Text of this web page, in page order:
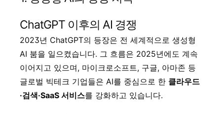
ChatGPT 이후의 AI 경쟁
2023년 ChatGPT의 등장은 전 세계적으로 생성형
AI 붐을 일으켰습니다. 그 흐름은 2025년에도 계속
이어지고 있으며, 마이크로소프트, 구글, 아마존 등
글로벌 빅테크 기업들은 AI를 중심으로 한 클라우드
·검색·SaaS 서비스를 강화하고 있습니다.